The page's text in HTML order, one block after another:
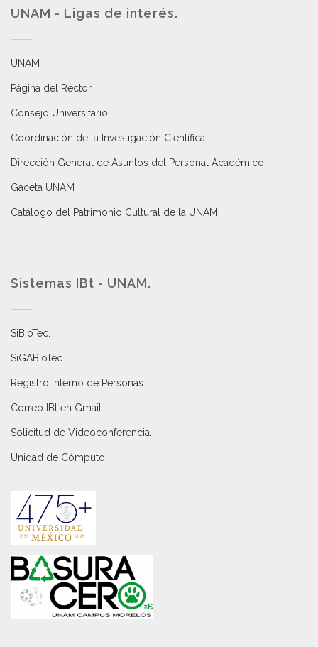
UNAM - Ligas de interés.
UNAM
Página del Rector
Consejo Universitario
Coordinación de la Investigación Científica
Dirección General de Asuntos del Personal Académico
Gaceta UNAM
Catálogo del Patrimonio Cultural de la UNAM.
Sistemas IBt - UNAM.
SiBioTec
SiGABioTec.
Registro Interno de Personas
Correo IBt en Gmail
Solicitud de Videoconferencia.
Unidad de Cómputo